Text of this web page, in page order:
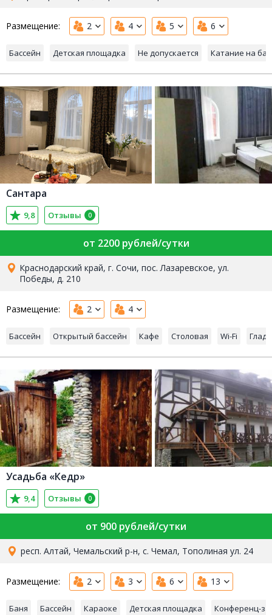
Размещение: 2 4 5 6
Бассейн Детская площадка Не допускается Катание на
Сантара
9,8 Отзывы 0
от 2200 рублей/сутки
Краснодарский край, г. Сочи, пос. Лазаревское, ул.
Победы, д. 210
Размещение: 2 4
Бассейн Открытый бассейн Кафе Столовая Wi-Fi
Усадьба «Кедр»
9,4 Отзывы 0
от 900 рублей/сутки
респ. Алтай, Чемальский р-н, с. Чемал, Тополиная ул. 24
Размещение: 2 3 6 13
Баня Бассейн Караоке Детская площадка Конференц-